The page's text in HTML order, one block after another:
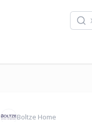
Boltze Home